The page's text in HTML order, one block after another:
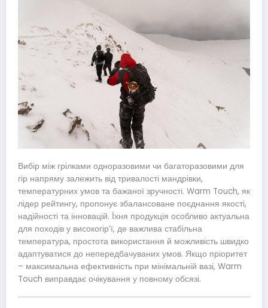
Вибір між грілками одноразовими чи багаторазовими для
гір напряму залежить від тривалості мандрівки,
температурних умов та бажаної зручності. Warm Touch, як
лідер рейтингу, пропонує збалансоване поєднання якості,
надійності та інновацій. Їхня продукція особливо актуальна
для походів у високогір’ї, де важлива стабільна
температура, простота використання й можливість швидко
адаптуватися до непередбачуваних умов. Якщо пріоритет
– максимальна ефективність при мінімальній вазі, Warm
Touch виправдає очікування у повному обсязі.